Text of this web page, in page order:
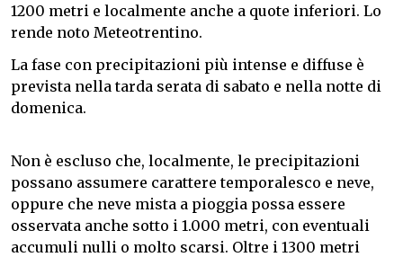
1200 metri e localmente anche a quote inferiori. Lo
rende noto Meteotrentino.
La fase con precipitazioni più intense e diffuse è
prevista nella tarda serata di sabato e nella notte di
domenica.
Non è escluso che, localmente, le precipitazioni
possano assumere carattere temporalesco e neve,
oppure che neve mista a pioggia possa essere
osservata anche sotto i 1.000 metri, con eventuali
accumuli nulli o molto scarsi. Oltre i 1300 metri